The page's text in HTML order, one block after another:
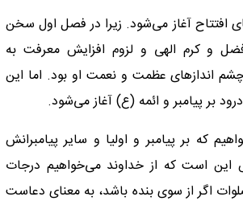
افتتاح آغاز می‌شود. زیرا در فصل اول سخن
و کرم الهی و لزوم افزایش معرفت به
چشم اندازهای عظمت و نعمت او بود. اما این
بر پیامبر و ائمه (ع) آغاز می‌شود.
که بر پیامبر و اولیا و سایر پیامبرانش
این است که از خداوند می‌خواهیم درجات
صلوات اگر از سوی بنده باشد، به معنای دعاست